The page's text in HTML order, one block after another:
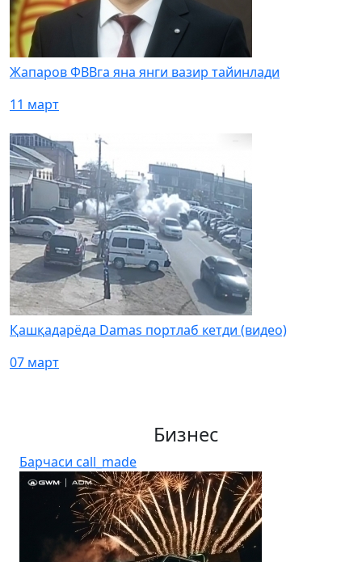
Жапаров ФВВга яна янги вазир тайинлади
11 март
Қашқадарёда Damas портлаб кетди (видео)
07 март
Бизнес
Барчаси call_made